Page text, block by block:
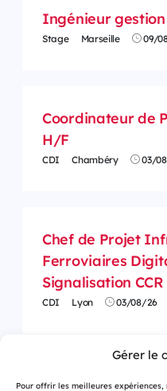
Gérer le
Pour offrir les meilleures
Ingénieur
Stage Marseille 09/
Coordinateur de
H/F
CDI Chambéry 03/
Chef de Projet
Ferroviaires
Signalisation
CDI Lyon 03/08/26